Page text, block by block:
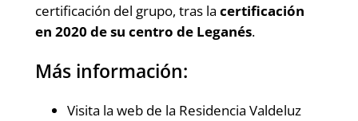
certificación del grupo, tras la certificación
en 2020 de su centro de Leganés.
Más información:
Visita la web de la Residencia Valdeluz